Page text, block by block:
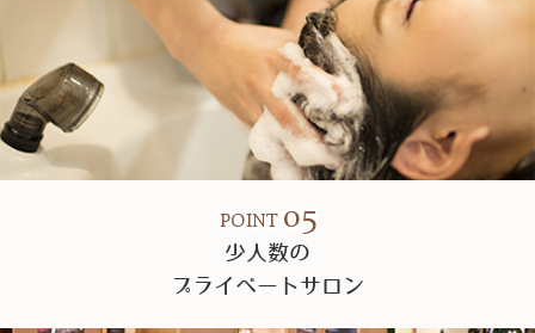
POINT 05
少人数の
プライベートサロン